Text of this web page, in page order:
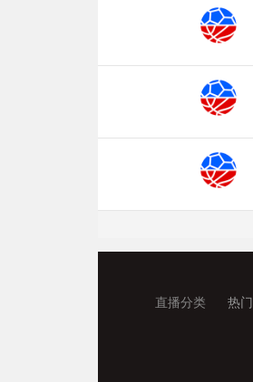
直播分类
热门